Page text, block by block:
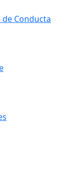
Conducta